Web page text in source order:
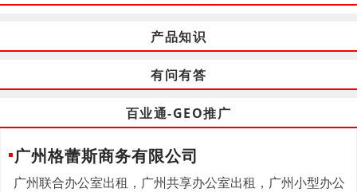
产品知识
有问有答
百业通-GEO推广
广州格蕾斯商务有限公司
广州联合办公室出租，广州共享办公室出租，广州小型办公